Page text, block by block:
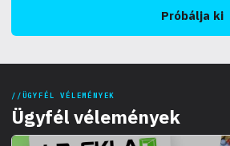
Próbálja ki
ÜGYFÉL VÉLEMÉNYEK
Ügyfél vélemények